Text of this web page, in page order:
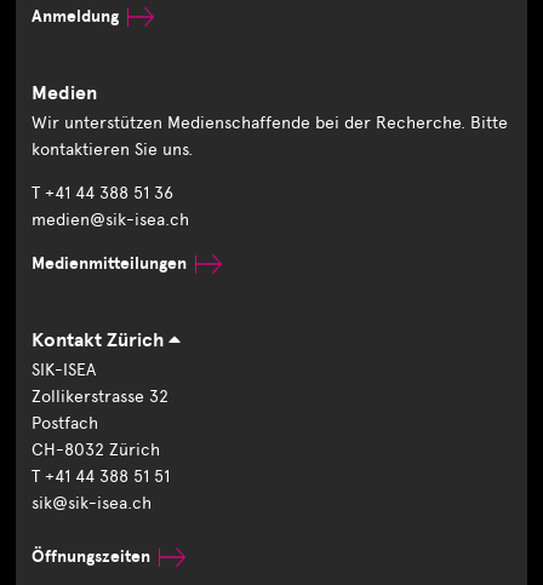
Anmeldung
Medien
Wir unterstützen Medienschaffende bei der Recherche. Bitte
kontaktieren Sie uns.
T +41 44 388 51 36
medien@sik-isea.ch
Medienmitteilungen
Kontakt Zürich
SIK-ISEA
Zollikerstrasse 32
Postfach
CH-8032 Zürich
T +41 44 388 51 51
sik@sik-isea.ch
Öffnungszeiten